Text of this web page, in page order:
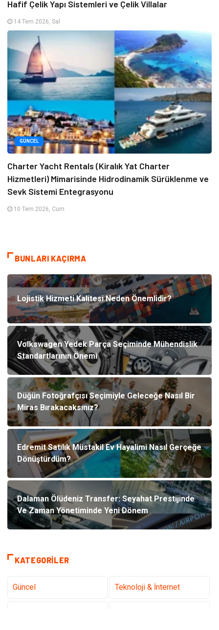
Hafif Çelik Yapı Sistemleri ve Çelik Villalar
14 Tem 2026, Sal
GÜNCEL
Charter Yacht Rentals (Kiralık Yat Charter
Hizmetleri) Mimarisinde Hidrodinamik Sürüklenme ve
Sevk Sistemi Entegrasyonu
10 Tem 2026, Cum
BUNLARI KAÇIRMA
Lojistik Hizmeti Kalitesi Neden Önemlidir?
Volkswagen Yedek Parça Seçiminde Mühendislik
Standartlarının Önemi
Düğün Fotoğrafçısı Seçimiyle Geleceğe Nasıl Bir
Miras Bırakacaksınız?
Edremit Satılık Müstakil Ev Hayalimi Nasıl Gerçeğe
Dönüştürdüm?
Dalaman Ölüdeniz Transfer: Seyahat Prestijinde
Ve Zaman Yönetiminde Yeni Dönem
KATEGORILER
Güncel Teknoloji & İnternet